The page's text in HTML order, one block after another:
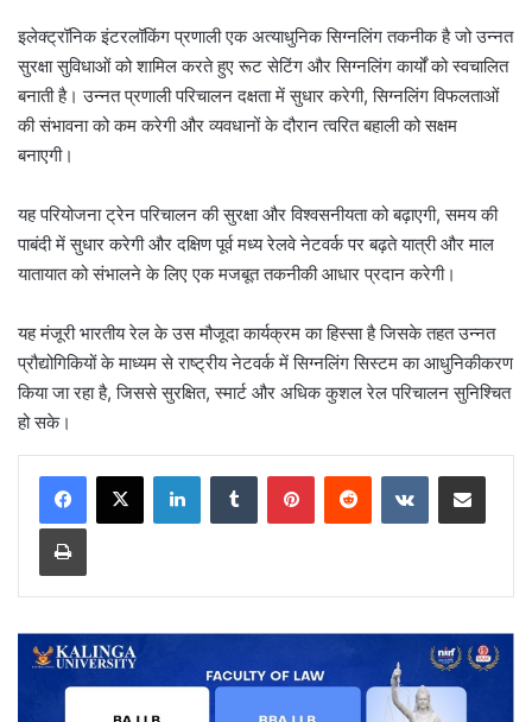
इलेक्ट्रॉनिक इंटरलॉकिंग प्रणाली एक अत्याधुनिक सिग्नलिंग तकनीक है जो उन्नत
सुरक्षा सुविधाओं को शामिल करते हुए रूट सेटिंग और सिग्नलिंग कार्यों को स्वचालित
बनाती है। उन्नत प्रणाली परिचालन दक्षता में सुधार करेगी, सिग्नलिंग विफलताओं
की संभावना को कम करेगी और व्यवधानों के दौरान त्वरित बहाली को सक्षम
बनाएगी।
यह परियोजना ट्रेन परिचालन की सुरक्षा और विश्वसनीयता को बढ़ाएगी, समय की
पाबंदी में सुधार करेगी और दक्षिण पूर्व मध्य रेलवे नेटवर्क पर बढ़ते यात्री और माल
यातायात को संभालने के लिए एक मजबूत तकनीकी आधार प्रदान करेगी।
यह मंजूरी भारतीय रेल के उस मौजूदा कार्यक्रम का हिस्सा है जिसके तहत उन्नत
प्रौद्योगिकियों के माध्यम से राष्ट्रीय नेटवर्क में सिग्नलिंग सिस्टम का आधुनिकीकरण
किया जा रहा है, जिससे सुरक्षित, स्मार्ट और अधिक कुशल रेल परिचालन सुनिश्चित
हो सके।
LinkedInTumblr PinterestReddit VKontakteShare via Email
Print